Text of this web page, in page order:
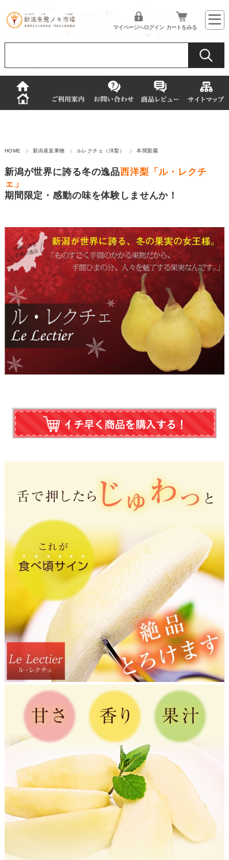
マイページへログイン カートをみる
HOME 新潟産直果物 ルレクチェ（洋梨） 本間梨園
新潟が世界に誇る冬の逸品西洋梨「ル・レクチ
ェ」
期間限定・感動の味を体験しませんか！